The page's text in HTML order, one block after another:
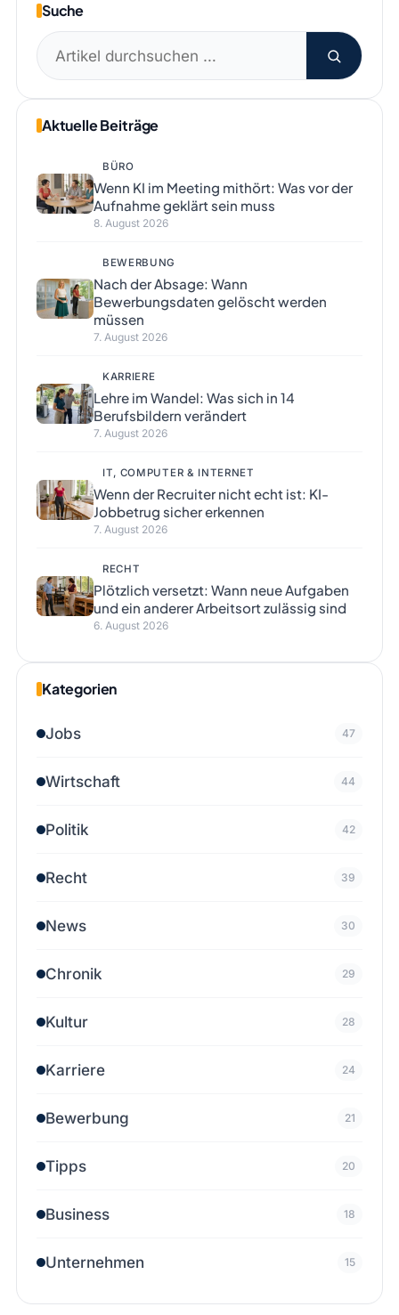
Suche
Suchen
nach:
Aktuelle Beiträge
BÜRO
Wenn KI im Meeting mithört: Was vor der
Aufnahme geklärt sein muss
8. August 2026
BEWERBUNG
Nach der Absage: Wann
Bewerbungsdaten gelöscht werden
müssen
7. August 2026
KARRIERE
Lehre im Wandel: Was sich in 14
Berufsbildern verändert
7. August 2026
IT, COMPUTER & INTERNET
Wenn der Recruiter nicht echt ist: KI-
Jobbetrug sicher erkennen
7. August 2026
RECHT
Plötzlich versetzt: Wann neue Aufgaben
und ein anderer Arbeitsort zulässig sind
6. August 2026
Kategorien
Jobs 47
Wirtschaft 44
Politik 42
Recht 39
News 30
Chronik 29
Kultur 28
Karriere 24
Bewerbung 21
Tipps 20
Business 18
Unternehmen 15